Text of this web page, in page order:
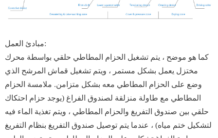
مبادئ العمل:
كما هو موضح ، يتم تشغيل الحزام المطاطي حلقي بواسطة محرك
مختزل يعمل بشكل مستمر ، ويتم تشغيل قماش المرشح الذي
وضع على الحزام المطاطي معه بشكل متزامن. ملامسة الحزام
المطاطي مع طاولة منزلقة لصندوق الفراغ (يوجد حزام احتكاك
حلقي بين صندوق التفريغ والحزام المطاطي ، ويتم تغذية الماء فيه
لتشكيل ختم مياه) ، عندما يتم توصيل صندوق التفريغ بنظام التفريغ